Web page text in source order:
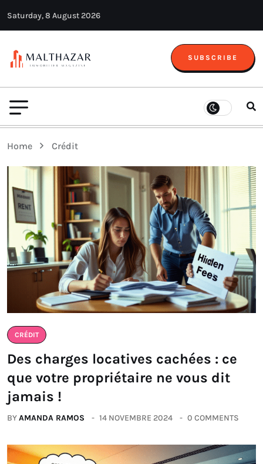
Saturday, 8 August 2026
SUBSCRIBE
Home Crédit
CRÉDIT
Des charges locatives cachées : ce
que votre propriétaire ne vous dit
jamais !
BYAMANDA RAMOS 14 NOVEMBRE 2024 0 COMMENTS